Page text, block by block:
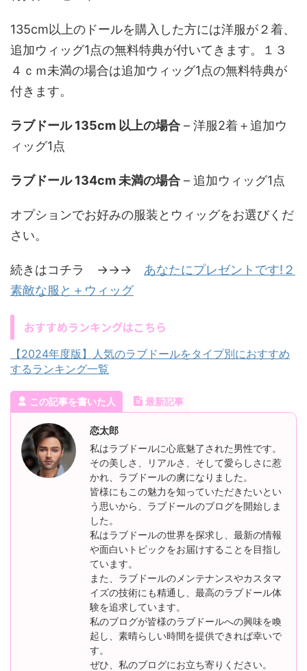
135cm以上のドールを購入した方には洋服が２着、
追加ウィッグ1点の無料特典が付いてきます。１３
４ｃｍ未満の場合は追加ウィッグ1点の無料特典が
付きます。
ラブドール 135cm 以上の場合 – 洋服2着＋追加ウ
ィッグ1点
ラブドール 134cm 未満の場合 – 追加ウィッグ1点
オプションでお好みの服装とウィッグをお選びくだ
さい。
続きはコチラ →→→ あなたにプレゼントです!２
素敵な服と＋ウィッグ
おすすめランキングはこちら
【2024年度版】人気のラブドールをタイプ別におすすめ
するランキング一覧
この記事を書いた人 最新記事
恋太郎
私はラブドールに心底魅了された男性です。
その美しさ、リアルさ、そして愛らしさに惹
かれ、ラブドールの虜になりました。
皆様にもこの魅力を知っていただきたいとい
う思いから、ラブドールのブログを開始しま
した。
私はラブドールの世界を探求し、最新の情報
や面白いトピックをお届けすることを目指し
ています。
また、ラブドールのメンテナンスやカスタマ
イズの技術にも精通し、最高のラブドール体
験を追求しています。
私のブログが皆様のラブドールへの興味を喚
起し、素晴らしい時間を提供できれば幸いで
す。
ぜひ、私のブログにお立ち寄りください。